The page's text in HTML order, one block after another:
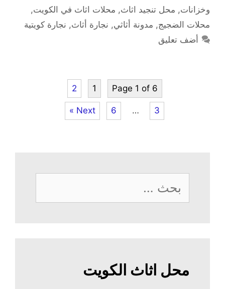
وخزانات, محل تنجيد اثاث, محلات اثاث في الكويت,
محلات الضجيج, مدونة أثاثي, نجارة أثاث, نجارة كويتية
أضف تعليق
Page 1 of 6
1
2
3
…
6
Next »
البحث
عن:
محل اثاث الكويت